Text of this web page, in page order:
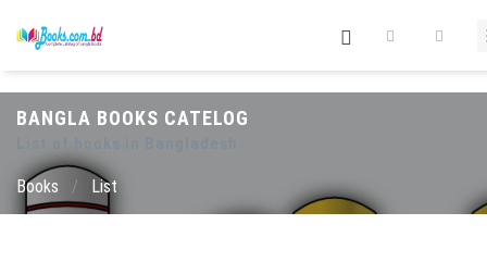
BANGLA BOOKS CATELOG
Books / List